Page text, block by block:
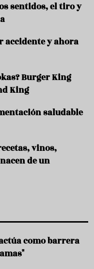
sentidos, el tiro y
accidente y ahora
Burger King
King
saludable
vinos,
de un
como barrera